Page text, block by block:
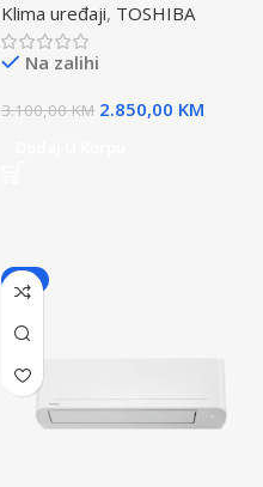
UREĐAJ HAORI INVERTER
Klima uređaji, TOSHIBA
Na zalihi
3.100,00KM 2.850,00 KM
-8%